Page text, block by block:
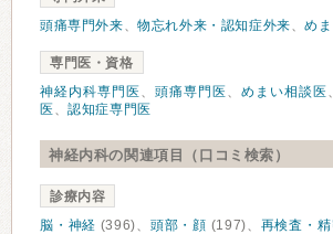
頭痛専門外来、物忘れ外来・認知症外来、め
専門医・資格
神経内科専門医 、 頭痛専門医 、 めまい相談医 、
医 、認知症専門医
神経内科の関連項目（口コミ検索）
診療内容
脳・神経 (396)、 頭部・顔 (197)、 再検査・